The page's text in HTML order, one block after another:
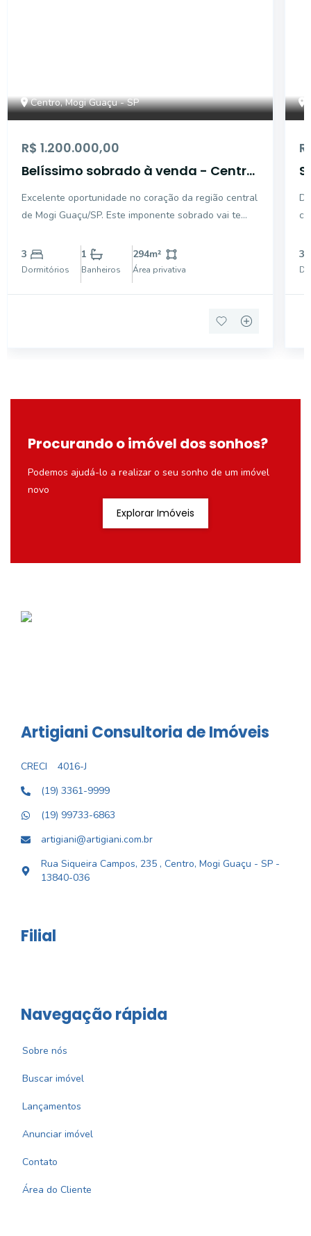
Centro, Mogi Guaçu - SP
R$ 1.200.000,00
Belíssimo sobrado à venda - Centro
Excelente oportunidade no coração da região central
de Mogi Guaçu/SP. Este imponente sobrado vai te
conforto e funcionalidade, ideal para sua família.
Aproveite os benefícios da proximidade de
3
Dormitórios
1
Banheiros
294m²
Área privativa
3
Procurando o imóvel dos sonhos?
Podemos ajudá-lo a realizar o seu sonho de um imóvel
novo
Explorar Imóveis
Artigiani Consultoria de Imóveis
CRECI
4016-J
(19) 3361-9999
(19) 99733-6863
artigiani@artigiani.com.br
Rua Siqueira Campos, 235 , Centro, Mogi Guaçu - SP -
13840-036
Filial
Navegação rápida
Sobre nós
Buscar imóvel
Lançamentos
Anunciar imóvel
Contato
Área do Cliente